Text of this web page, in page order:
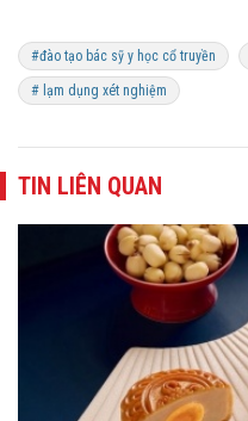
#đào tạo bác sỹ y học cổ truyền
# lạm dụng xét nghiệm
TIN LIÊN QUAN